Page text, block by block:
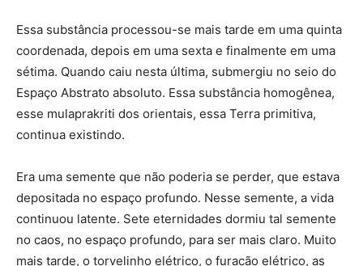
Essa substância processou-se mais tarde em uma quinta
coordenada, depois em uma sexta e finalmente em uma
sétima. Quando caiu nesta última, submergiu no seio do
Espaço Abstrato absoluto. Essa substância homogênea,
esse mulaprakriti dos orientais, essa Terra primitiva,
continua existindo.
Era uma semente que não poderia se perder, que estava
depositada no espaço profundo. Nesse semente, a vida
continuou latente. Sete eternidades dormiu tal semente
no caos, no espaço profundo, para ser mais claro. Muito
mais tarde, o torvelinho elétrico, o furacão elétrico, as